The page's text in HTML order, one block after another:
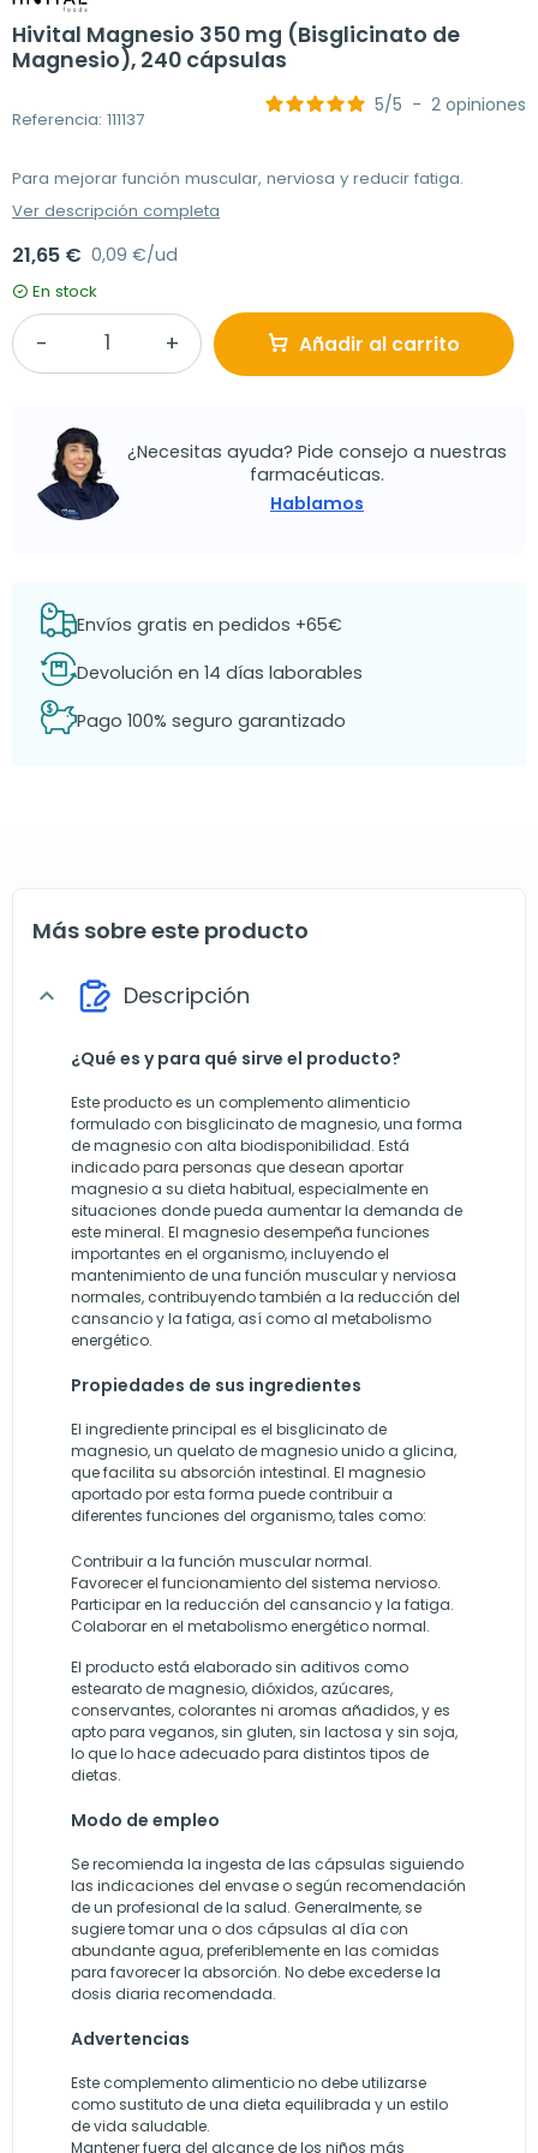
Hivital Magnesio 350 mg (Bisglicinato de
Magnesio), 240 cápsulas
Referencia: 111137
5/5 - 2 opiniones
Para mejorar función muscular, nerviosa y reducir fatiga.
Ver descripción completa
21,65 € 0,09 €/ud
En stock
Añadir al carrito
¿Necesitas ayuda? Pide consejo a nuestras
farmacéuticas.
Hablamos
Envíos gratis en pedidos +65€
Devolución en 14 días laborables
Pago 100% seguro garantizado
Más sobre este producto
expand_more Descripción
¿Qué es y para qué sirve el producto?
Este producto es un complemento alimenticio
formulado con bisglicinato de magnesio, una forma
de magnesio con alta biodisponibilidad. Está
indicado para personas que desean aportar
magnesio a su dieta habitual, especialmente en
situaciones donde pueda aumentar la demanda de
este mineral. El magnesio desempeña funciones
importantes en el organismo, incluyendo el
mantenimiento de una función muscular y nerviosa
normales, contribuyendo también a la reducción del
cansancio y la fatiga, así como al metabolismo
energético.
Propiedades de sus ingredientes
El ingrediente principal es el bisglicinato de
magnesio, un quelato de magnesio unido a glicina,
que facilita su absorción intestinal. El magnesio
aportado por esta forma puede contribuir a
diferentes funciones del organismo, tales como:
Contribuir a la función muscular normal.
Favorecer el funcionamiento del sistema nervioso.
Participar en la reducción del cansancio y la fatiga.
Colaborar en el metabolismo energético normal.
El producto está elaborado sin aditivos como
estearato de magnesio, dióxidos, azúcares,
conservantes, colorantes ni aromas añadidos, y es
apto para veganos, sin gluten, sin lactosa y sin soja,
lo que lo hace adecuado para distintos tipos de
dietas.
Modo de empleo
Se recomienda la ingesta de las cápsulas siguiendo
las indicaciones del envase o según recomendación
de un profesional de la salud. Generalmente, se
sugiere tomar una o dos cápsulas al día con
abundante agua, preferiblemente en las comidas
para favorecer la absorción. No debe excederse la
dosis diaria recomendada.
Advertencias
Este complemento alimenticio no debe utilizarse
como sustituto de una dieta equilibrada y un estilo
de vida saludable.
Mantener fuera del alcance de los niños más